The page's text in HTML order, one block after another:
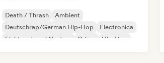
Death / Thrash
Ambient
Deutschrap/German Hip-Hop
Electronica
Elektro-Jazz / Nu Jazz
Grime
Hip-Hop